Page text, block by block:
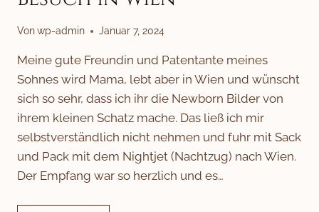
Vonwp-admin Januar 7, 2024
Meine gute Freundin und Patentante meines
Sohnes wird Mama, lebt aber in Wien und wünscht
sich so sehr, dass ich ihr die Newborn Bilder von
ihrem kleinen Schatz mache. Das ließ ich mir
selbstverständlich nicht nehmen und fuhr mit Sack
und Pack mit dem Nightjet (Nachtzug) nach Wien.
Der Empfang war so herzlich und es…